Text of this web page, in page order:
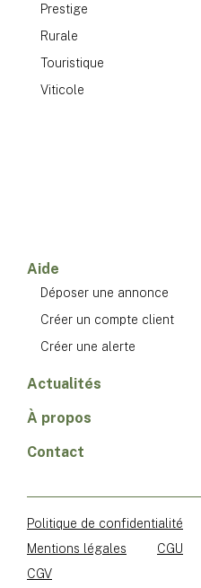
Prestige
Rurale
Touristique
Viticole
Aide
Déposer une annonce
Créer un compte client
Créer une alerte
Actualités
À propos
Contact
Politique de confidentialité
Mentions légales
CGU
CGV